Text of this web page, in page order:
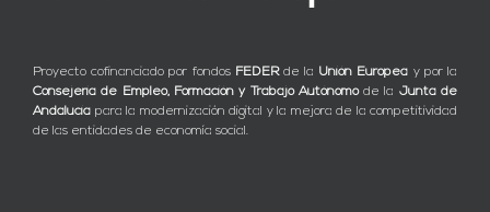
Proyecto cofinanciado por fondos FEDERde la Unión Europea y por la
Consejería de Empleo, Formación y Trabajo Autónomode la Junta de
Andalucía para la modernización digital y la mejora de la competitividad
de las entidades de economía social.